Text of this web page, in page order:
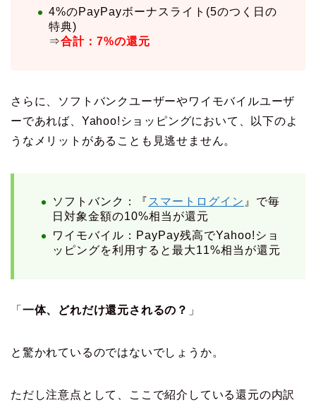
4%のPayPayボーナスライト(5のつく日の
特典)
⇒合計：7%の還元
さらに、ソフトバンクユーザーやワイモバイルユーザ
ーであれば、Yahoo!ショッピングにおいて、以下のよ
うなメリットがあることも見逃せません。
ソフトバンク：『 スマートログイン 』で毎
日対象金額の10%相当が還元
ワイモバイル：PayPay残高でYahoo!ショ
ッピングを利用すると最大11%相当が還元
「 一体、どれだけ還元されるの？ 」
と驚かれているのではないでしょうか。
ただし注意点として、ここで紹介している還元の内訳